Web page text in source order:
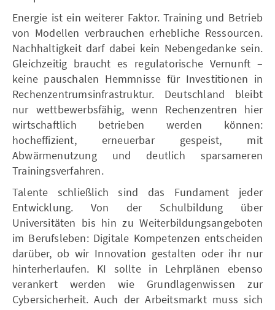
Energie ist ein weiterer Faktor. Training und Betrieb
von Modellen verbrauchen erhebliche Ressourcen.
Nachhaltigkeit darf dabei kein Nebengedanke sein.
Gleichzeitig braucht es regulatorische Vernunft –
keine pauschalen Hemmnisse für Investitionen in
Rechenzentrumsinfrastruktur. Deutschland bleibt
nur wettbewerbsfähig, wenn Rechenzentren hier
wirtschaftlich betrieben werden können:
hocheffizient, erneuerbar gespeist, mit
Abwärmenutzung und deutlich sparsameren
Trainingsverfahren.
Talente schließlich sind das Fundament jeder
Entwicklung. Von der Schulbildung über
Universitäten bis hin zu Weiterbildungsangeboten
im Berufsleben: Digitale Kompetenzen entscheiden
darüber, ob wir Innovation gestalten oder ihr nur
hinterherlaufen. KI sollte in Lehrplänen ebenso
verankert werden wie Grundlagenwissen zur
Cybersicherheit. Auch der Arbeitsmarkt muss sich